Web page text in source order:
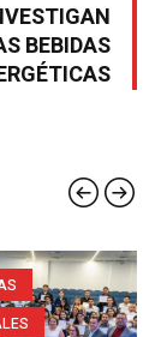
BEBIDAS